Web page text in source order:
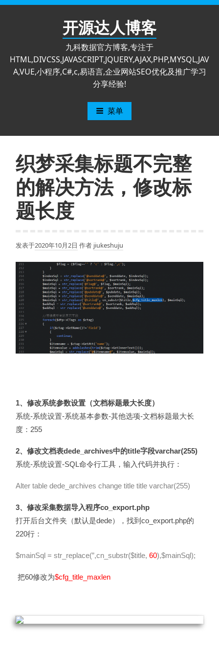
跳
开源达人博客
九科数据官方博客,专注于
HTML,DIVCSS,JAVASCRIPT,JQUERY,AJAX,PHP,MYSQL,JAV
A,VUE,小程序,C#,c,易语言,企业网站SEO优化及推广学习
分享经验!
菜单
织梦采集标题不完整
的解决方法，修改标
题长度
发表于2020年10月2日 作者 jiukeshuju
1、修改系统参数设置（文档标题最大长度）
系统-系统设置-系统基本参数-其他选项-文档标题最大长
度：255
2、修改文档表dede_archives中的title字段varchar(255)
系统-系统设置-SQL命令行工具，输入代码并执行：
Alter table dede_archives change title title varchar(255)
3、修改采集数据导入程序co_export.php
打开后台文件夹（默认是dede），找到co_export.php的
220行：
$mainSql = str_replace(”,cn_substr($title, 60),$mainSql);
把60修改为$cfg_title_maxlen